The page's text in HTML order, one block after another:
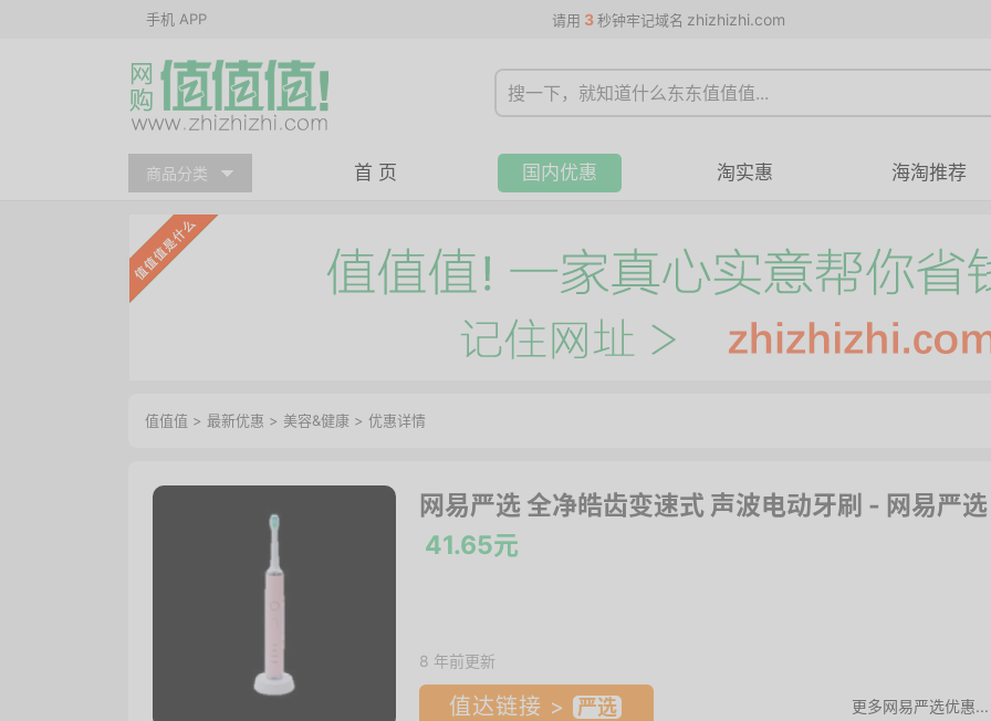
手机 APP 请用 3 秒钟牢记域名 zhizhizhi.com
商品分类 首 页 国内优惠 淘实惠 海淘推荐
值值值 > 最新优惠 > 美容&健康 > 优惠详情
网易严选 全净皓齿变速式 声波电动牙刷 - 网易严选
41.65元
8 年前更新
值达链接 > 更多网易严选优惠...